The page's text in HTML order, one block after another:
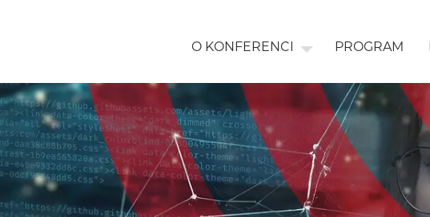
O KONFERENCI PROGRAM